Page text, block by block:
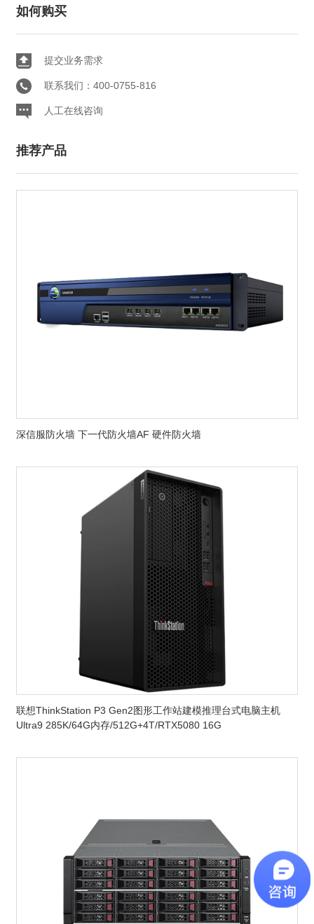
如何购买
提交业务需求
联系我们：400-0755-816
人工在线咨询
推荐产品
深信服防火墙 下一代防火墙AF 硬件防火墙
联想ThinkStation P3 Gen2图形工作站建模推理台式电脑主机
Ultra9 285K/64G内存/512G+4T/RTX5080 16G